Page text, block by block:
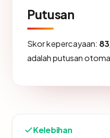
Putusan
Skor kepercayaan:
adalah putusan
Kelebihan